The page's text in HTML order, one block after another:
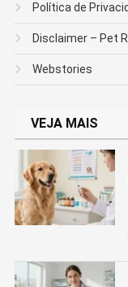
Política de
Disclaimer – Pet
Webstories
VEJA MAIS